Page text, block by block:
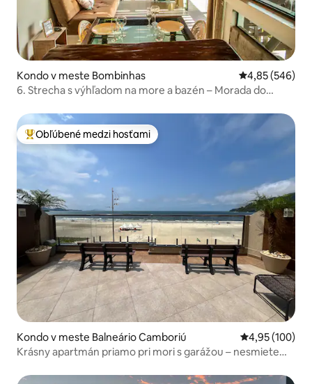
Kondo v meste Bombinhas Priemerné
4,85 (546)
6. Strecha s výhľadom na more a bazén – Morada do
Najobľúbenejšie medzi hosťami
Obľúbené medzi hosťami
Kondo v meste Balneário Camboriú Priemerné
4,95 (100)
Krásny apartmán priamo pri mori s garážou – nesmiete